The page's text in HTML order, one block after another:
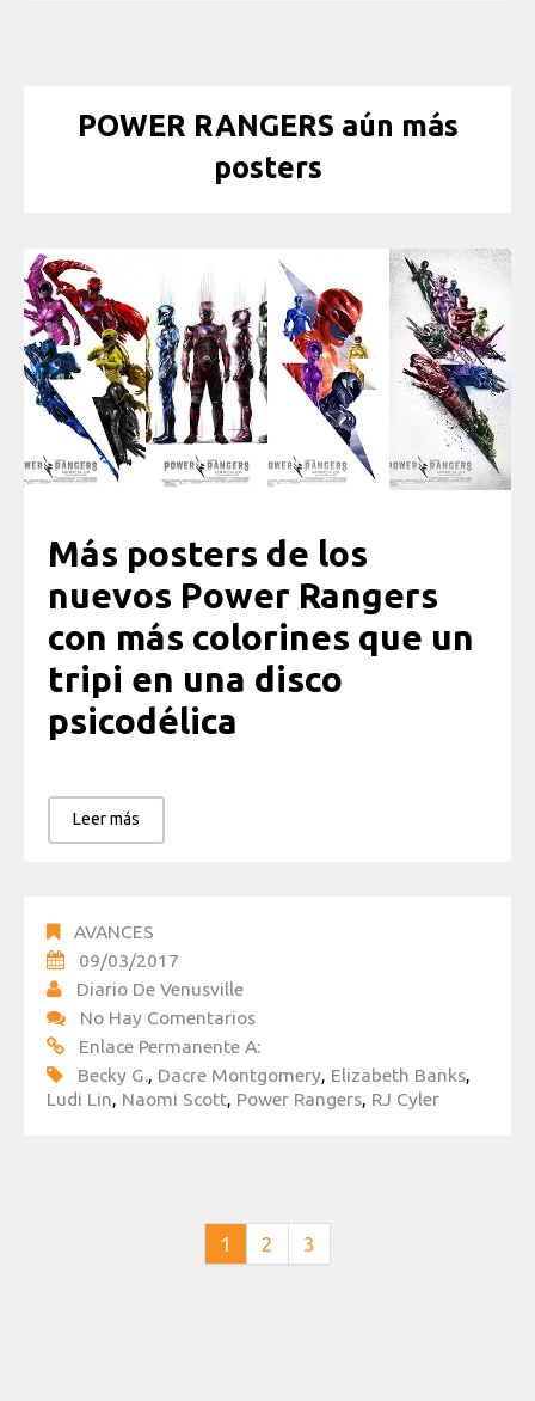
POWER RANGERS aún más
posters
Más posters de los
nuevos Power Rangers
con más colorines que un
tripi en una disco
psicodélica
Leer más
AVANCES
09/03/2017
Diario De Venusville
No Hay Comentarios
Enlace Permanente A:
Becky G., Dacre Montgomery, Elizabeth Banks,
Ludi Lin, Naomi Scott, Power Rangers, RJ Cyler
1 2 3